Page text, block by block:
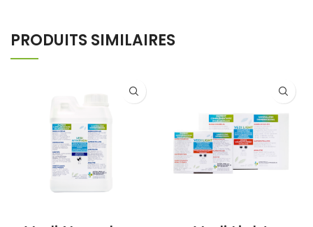
PRODUITS SIMILAIRES